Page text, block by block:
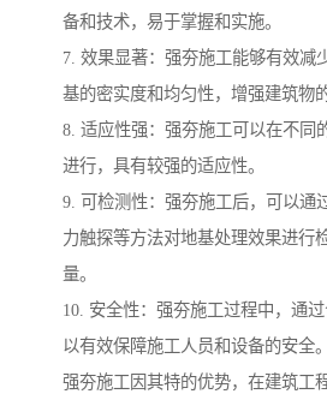
备和技术，易于掌握和实施。
7. 效果显著：强夯施工能够有效减
基的密实度和均匀性，增强建筑物
8. 适应性强：强夯施工可以在不同
进行，具有较强的适应性。
9. 可检测性：强夯施工后，可以通
力触探等方法对地基处理效果进行
量。
10. 安全性：强夯施工过程中，通
以有效保障施工人员和设备的安全。
强夯施工因其特的优势，在建筑工